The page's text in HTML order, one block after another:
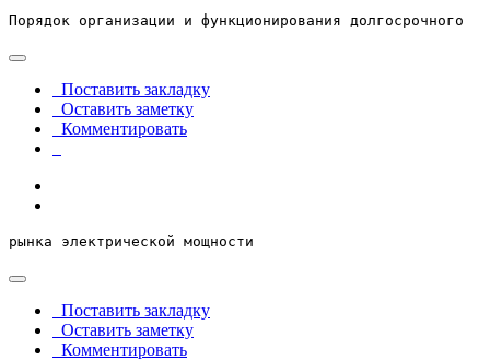
Порядок организации и функционирования долгосрочного
Поставить закладку
Оставить заметку
Комментировать
рынка электрической мощности
Поставить закладку
Оставить заметку
Комментировать